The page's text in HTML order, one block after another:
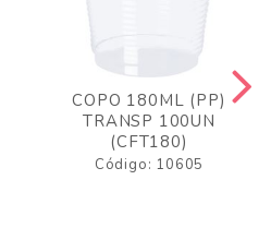
COPO 180ML (PP)
TRANSP 100UN
(CFT180)
Código: 10605